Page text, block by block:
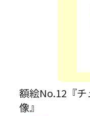
額絵No.12『
像』